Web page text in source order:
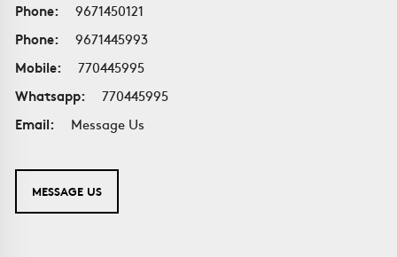
Phone:
9671450121
Phone:
9671445993
Mobile:
770445995
Whatsapp:
770445995
Email:
Message Us
MESSAGE US